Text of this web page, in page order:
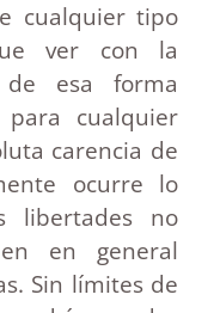
cualquier tipo
ver con la
esa forma
cualquier
carencia de
ocurre lo
libertades no
en general
Sin límites de